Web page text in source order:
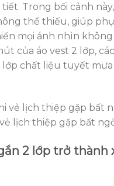
Trong bối cảnh
thể thiếu, giúp
mọi ánh nhìn không
của áo vest 2 lớp,
chất liệu tuyết
lịch thiệp gặp bất
2 lớp trở